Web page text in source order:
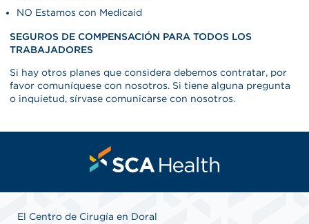
NO Estamos con Medicaid
SEGUROS DE COMPENSACIÓN PARA TODOS LOS
TRABAJADORES
Si hay otros planes que considera debemos contratar, por
favor comuníquese con nosotros. Si tiene alguna pregunta
o inquietud, sírvase comunicarse con nosotros.
El Centro de Cirugía en Doral